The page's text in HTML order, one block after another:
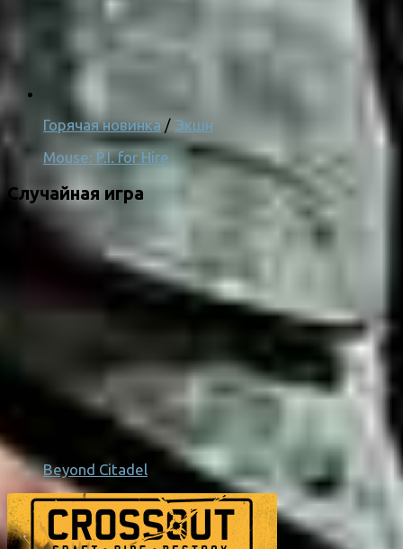
Горячая новинка / Экшн
Mouse: P.I. for Hire
Случайная игра
Beyond Citadel